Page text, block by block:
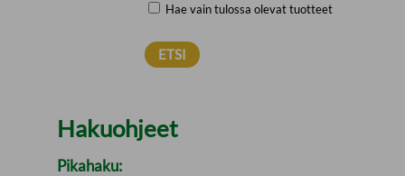
Hae vain tulossa olevat tuotteet
Hakuohjeet
Pikahaku: